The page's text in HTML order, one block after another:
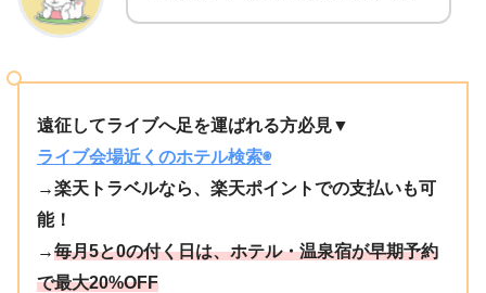
遠征してライブへ足を運ばれる方必見▼
ライブ会場近くのホテル検索◉
→楽天トラベルなら、楽天ポイントでの支払いも可
能！
→毎月5と0の付く日は、ホテル・温泉宿が早期予約
で最大20%OFF